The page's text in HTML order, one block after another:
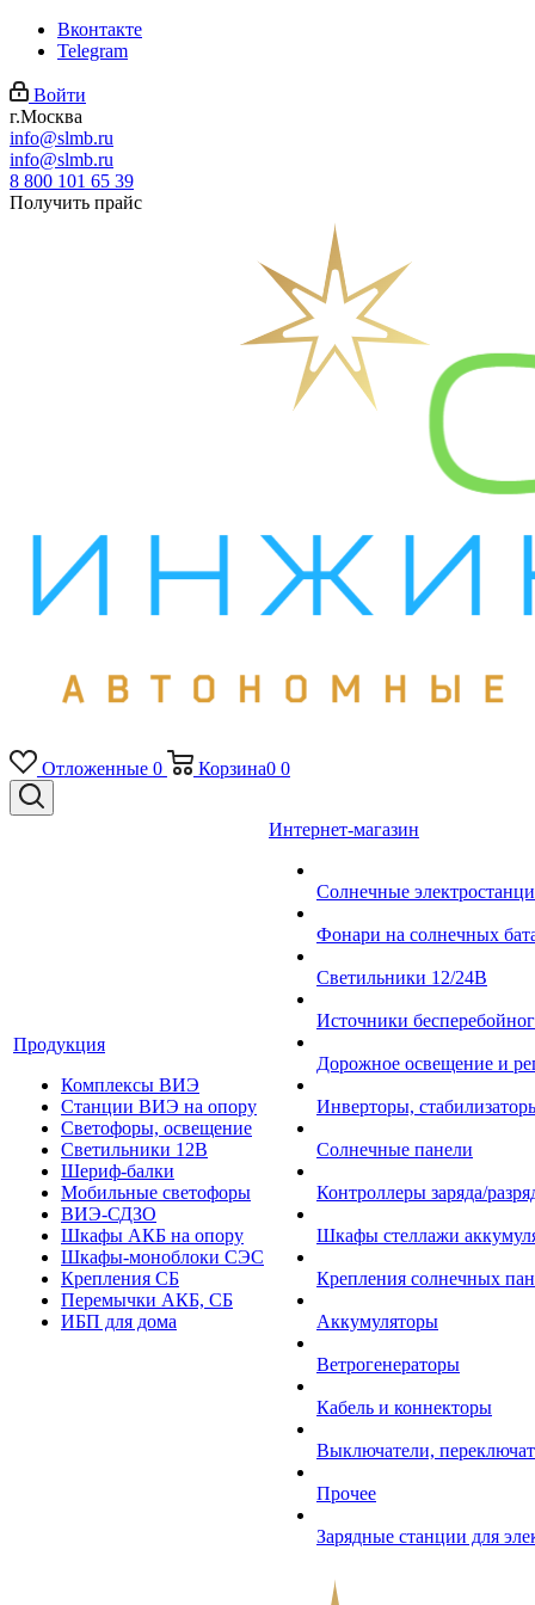
Вконтакте
Telegram
Войти
г.Москва
info@slmb.ru
info@slmb.ru
8 800 101 65 39
Получить прайс
Отложенные 0 Корзина0 0
Продукция
Комплексы ВИЭ
Станции ВИЭ на опору
Светофоры, освещение
Светильники 12В
Шериф-балки
Мобильные светофоры
ВИЭ-СДЗО
Шкафы АКБ на опору
Шкафы-моноблоки СЭС
Крепления СБ
Перемычки АКБ, СБ
ИБП для дома
Интернет-магазин
Солнечные
Фонари на солнечных
Светильники 12/24В
Источники
Дорожное освещение и
Инверторы,
Солнечные панели
Контроллеры заряда/
Шкафы стеллажи
Крепления солнечных
Аккумуляторы
Ветрогенераторы
Кабель и коннекторы
Выключатели,
Прочее
Зарядные станции для